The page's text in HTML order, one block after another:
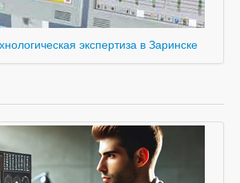
экспертиза в Заринске